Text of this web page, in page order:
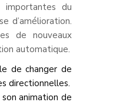
du
d’amélioration.
de nouveaux
automatique.
de changer de
directionnelles.
animation de